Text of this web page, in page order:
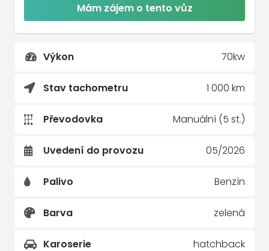
Mám zájem o tento vůz
Výkon 70kw
Stav tachometru 1 000 km
Převodovka Manuální (5 st.)
Uvedení do provozu 05/2026
Palivo Benzín
Barva zelená
Karoserie hatchback